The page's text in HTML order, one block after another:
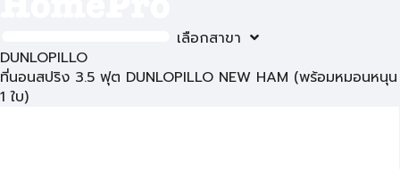
เลือกสาขา
DUNLOPILLO
ที่นอนสปริง 3.5 ฟุต DUNLOPILLO NEW HAM (พร้อมหมอนหนุน
1 ใบ)